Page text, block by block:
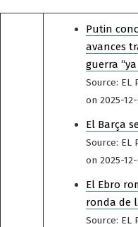
Putin
avances
guerra
Source: EL
on 2025-
El Barça
Source: EL
on 2025-
El Ebro
ronda de
Source: EL